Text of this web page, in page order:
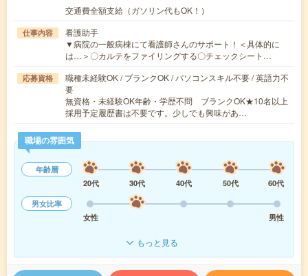
交通費全額支給（ガソリン代もOK！）
仕事内容
看護助手
▼病院の一般病棟にて看護師さんのサポート！＜具体的に
は…＞〇カルテをファイリングする〇チェックシート…
応募資格
職種未経験OK / ブランクOK / パソコンスキル不要 / 英語力不
要
無資格・未経験OK年齢・学歴不問 ブランクOK★10名以上
採用予定履歴書は不要です。少しでも興味があ…
職場の雰囲気
年齢層
20代
30代 40代 50代
60代
男女比率
女性
男性
もっと見る